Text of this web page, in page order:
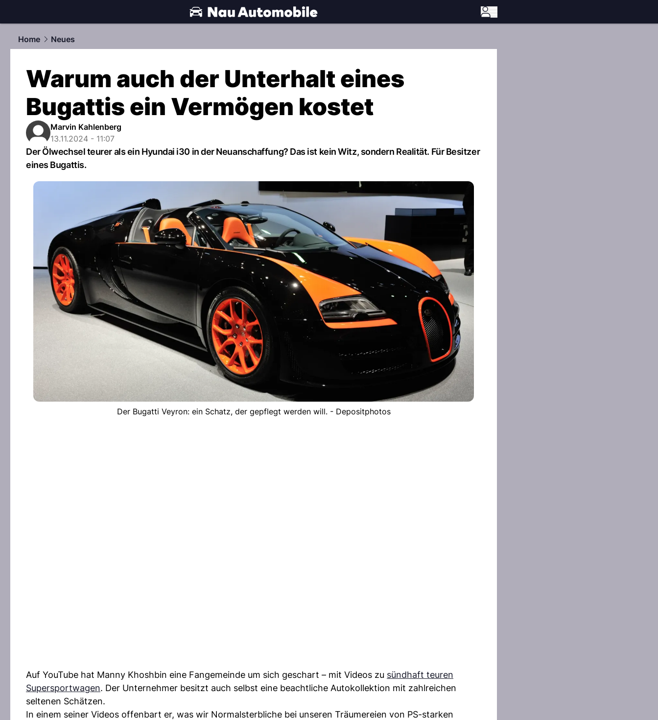
automobile.NAU.ch
Home
Neues
Warum auch der Unterhalt eines
Bugattis ein Vermögen kostet
Marvin Kahlenberg
13.11.2024 - 11:07
Der Ölwechsel teurer als ein Hyundai i30 in der Neuanschaffung? Das ist kein Witz, sondern Realität. Für Besitzer
eines Bugattis.
Der Bugatti Veyron: ein Schatz, der gepflegt werden will. - Depositphotos
Auf YouTube hat Manny Khoshbin eine Fangemeinde um sich geschart – mit Videos zu sündhaft teuren
Supersportwagen. Der Unternehmer besitzt auch selbst eine beachtliche Autokollektion mit zahlreichen
seltenen Schätzen.
In einem seiner Videos offenbart er, was wir Normalsterbliche bei unseren Träumereien von PS-starken